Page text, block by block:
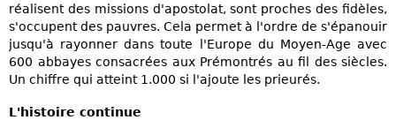
réalisent des missions d'apostolat, sont proches des fidèles,
s'occupent des pauvres. Cela permet à l'ordre de s'épanouir
jusqu'à rayonner dans toute l'Europe du Moyen-Age avec
600 abbayes consacrées aux Prémontrés au fil des siècles.
Un chiffre qui atteint 1.000 si l'ajoute les prieurés.
L'histoire continue